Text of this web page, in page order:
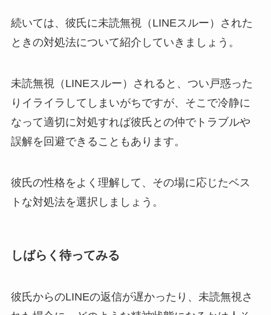
続いては、彼氏に未読無視（LINEスルー）された
ときの対処法について紹介していきましょう。
未読無視（LINEスルー）されると、つい戸惑った
りイライラしてしまいがちですが、そこで冷静に
なって適切に対処すれば彼氏との仲でトラブルや
誤解を回避できることもあります。
彼氏の性格をよく理解して、その場に応じたベス
トな対処法を選択しましょう。
しばらく待ってみる
彼氏からのLINEの返信が遅かったり、未読無視さ